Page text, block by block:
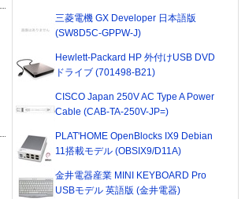
三菱電機 GX Developer 日本語版
(SW8D5C-GPPW-J)
Hewlett-Packard HP 外付けUSB DVD
ドライブ (701498-B21)
CISCO Japan 250V AC Type A Power
Cable (CAB-TA-250V-JP=)
PLAT'HOME OpenBlocks IX9 Debian
11搭載モデル (OBSIX9/D11A)
金井電器産業 MINI KEYBOARD Pro
USBモデル 英語版 (金井電器)